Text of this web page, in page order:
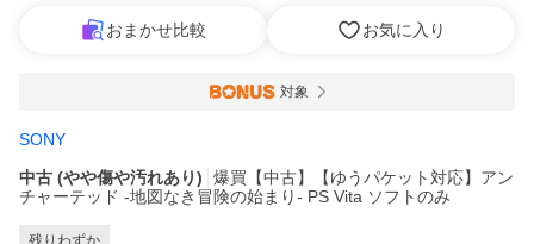
おまかせ比較 お気に入り
対象
SONY
中古 (やや傷や汚れあり)
爆買【中古】【ゆうパケット対応】アン
チャーテッド -地図なき冒険の始まり- PS Vita ソフトのみ
残りわずか